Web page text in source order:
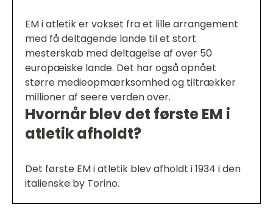
EM i atletik er vokset fra et lille arrangement
med få deltagende lande til et stort
mesterskab med deltagelse af over 50
europæiske lande. Det har også opnået
større medieopmærksomhed og tiltrækker
millioner af seere verden over.
Hvornår blev det første EM i
atletik afholdt?
Det første EM i atletik blev afholdt i 1934 i den
italienske by Torino.